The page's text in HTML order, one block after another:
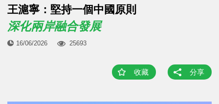
王滬寧：堅持一個中國原則
深化兩岸融合發展
16/06/2026 25693
收藏 分享